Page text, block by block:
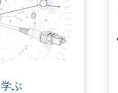
学ぶ